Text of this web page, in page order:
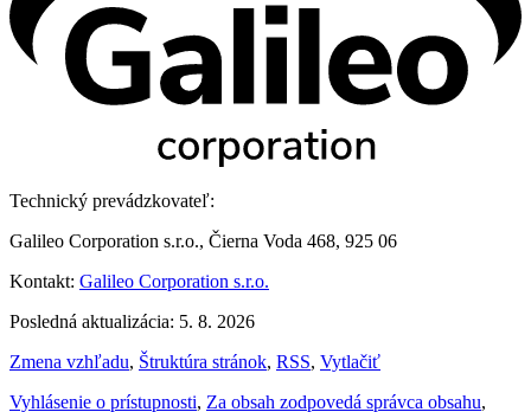
Technický prevádzkovateľ:
Galileo Corporation s.r.o., Čierna Voda 468, 925 06
Kontakt: Galileo Corporation s.r.o.
Posledná aktualizácia: 5. 8. 2026
Zmena vzhľadu, Štruktúra stránok, RSS, Vytlačiť
Vyhlásenie o prístupnosti, Za obsah zodpovedá správca obsahu,